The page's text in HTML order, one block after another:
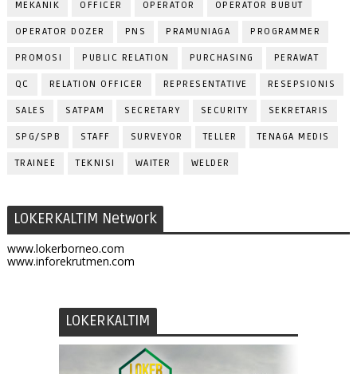
MEKANIK OFFICER OPERATOR OPERATOR BUBUT
OPERATOR DOZER PNS PRAMUNIAGA PROGRAMMER
PROMOSI PUBLIC RELATION PURCHASING PERAWAT
QC RELATION OFFICER REPRESENTATIVE RESEPSIONIS
SALES SATPAM SECRETARY SECURITY SEKRETARIS
SPG/SPB STAFF SURVEYOR TELLER TENAGA MEDIS
TRAINEE TEKNISI WAITER WELDER
LOKERKALTIM Network
www.lokerborneo.com
www.inforekrutmen.com
LOKERKALTIM